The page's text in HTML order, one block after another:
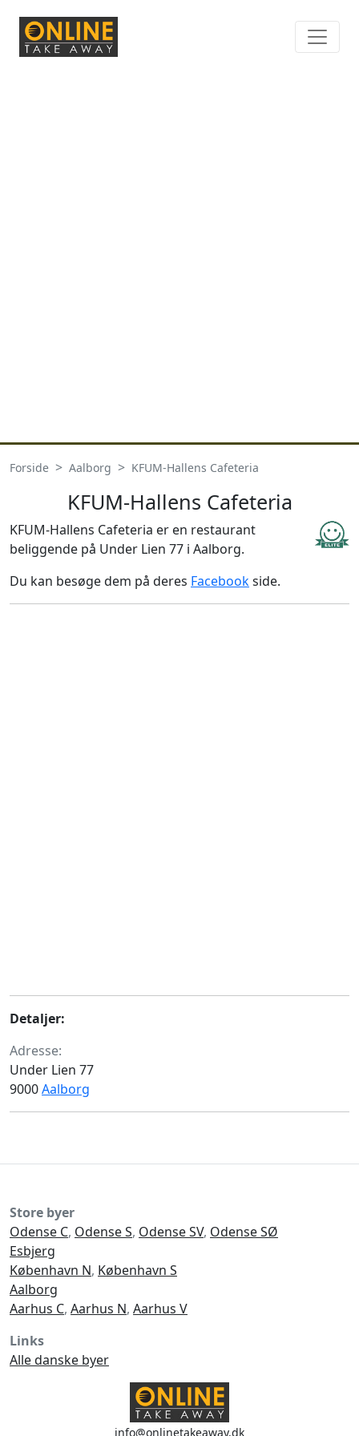
Forside Aalborg KFUM-Hallens Cafeteria
KFUM-Hallens Cafeteria
KFUM-Hallens Cafeteria er en restaurant
beliggende på Under Lien 77 i Aalborg.
Du kan besøge dem på deres Facebookside.
Detaljer:
Adresse:
Under Lien 77
9000Aalborg
Store byer
Odense C, Odense S, Odense SV, Odense SØ
Esbjerg
København N, København S
Aalborg
Aarhus C, Aarhus N, Aarhus V
Links
Alle danske byer
info@onlinetakeaway.dk